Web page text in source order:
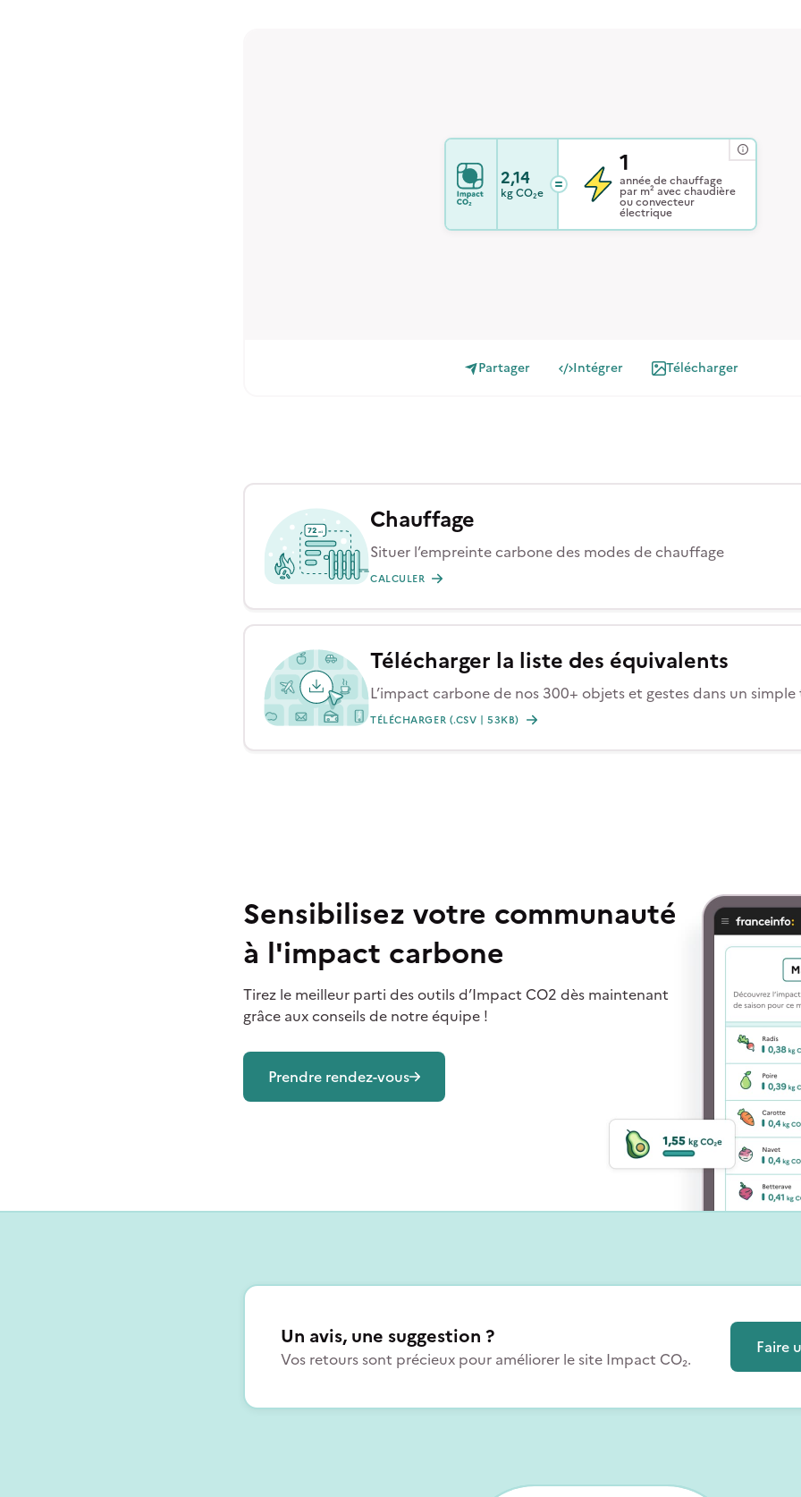
2,14
kgCO₂e
1
année de chauffage
par m² avec chaudière
ou convecteur
électrique
Partager Intégrer Télécharger
Chauffage
Situer l’empreinte carbone des modes de chauffage
CALCULER
Télécharger la liste des équivalents
L’impact carbone de nos 300+ objets et gestes dans un simple
TÉLÉCHARGER (.CSV | 53KB)
Sensibilisez votre communauté
à l'impact carbone
Tirez le meilleur parti des outils d’Impact CO2 dès maintenant
grâce aux conseils de notre équipe !
Prendre rendez-vous
Un avis, une suggestion ?
Vos retours sont précieux pour améliorer le site Impact CO₂.
Faire